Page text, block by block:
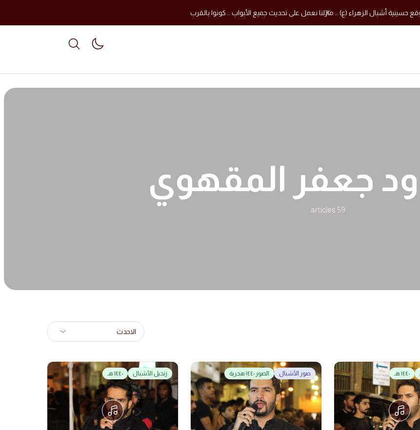
حسينية أشبال الزهراء (ع) .. مازلنا نعمل على تحديث جميع الأبواب .. كونوا بالقرب
dark mode
جعفر المقهوي
59 articles
الاحدث
١٤٤٠ هـ صور الأشبال الصور ١٤٤٠ هجرية زنجيل الأشبال ١٤٤٠ هـ